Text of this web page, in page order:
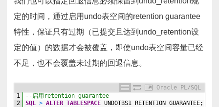
定的时间，通过启用undo表空间的retention guarantee
特性，保证只有过期（已提交且达到undo_retention设
定的值）的数据才会被覆盖，即使undo表空间容量已经
不足，也不会覆盖未过期的回退信息。
Oracle PL/SQL
1
2
--启用retention_guarantee
SQL > ALTER TABLESPACE UNDOTBS1 RETENTION GUARANTEE;